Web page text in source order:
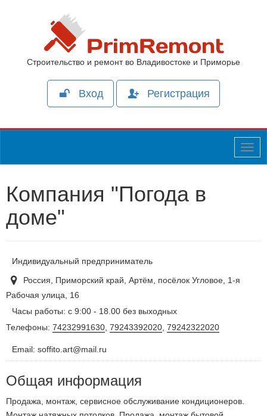
Строительство и ремонт во Владивостоке и Приморье
Вход Регистрация
Компания "Погода в
доме"
Индивидуальный предприниматель
Россия, Приморский край, Артём, посёлок Угловое, 1-я
Рабочая улица, 16
Часы работы: с 9:00 - 18.00 без выходных
Телефоны: 74232991630 79243392020 79242322020
Email: soffito.art@mail.ru
Общая информация
Продажа, монтаж, сервисное обслуживание кондиционеров.